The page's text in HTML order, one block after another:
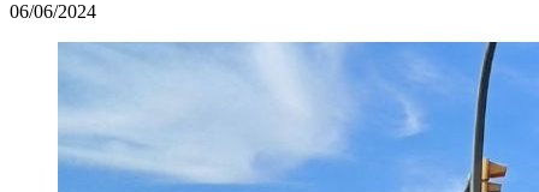
06/06/2024